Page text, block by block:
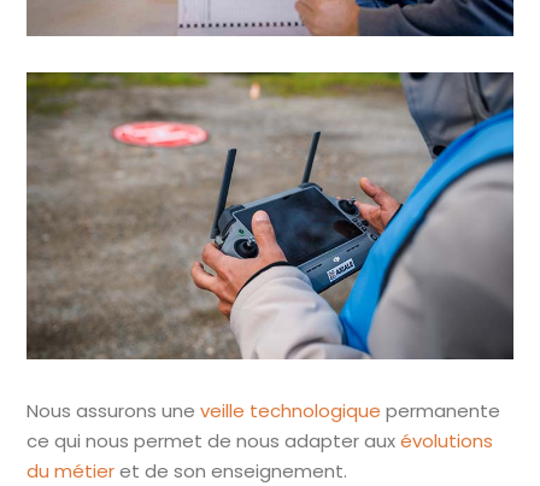
Nous assurons uneveille technologique permanente
ce qui nous permet de nous adapter auxévolutions
du métieret de son enseignement.